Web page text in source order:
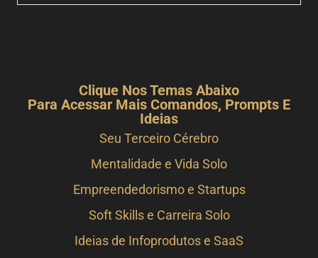
Clique Nos Temas Abaixo
Para Acessar Mais Comandos, Prompts E
Ideias
Seu Terceiro Cérebro
Mentalidade e Vida Solo
Empreendedorismo e Startups
Soft Skills e Carreira Solo
Ideias de Infoprodutos e SaaS